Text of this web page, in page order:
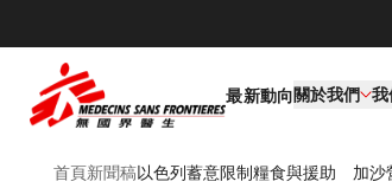
最新動向關於我們
首頁新聞稿以色列蓄意限制糧食與援助 加沙